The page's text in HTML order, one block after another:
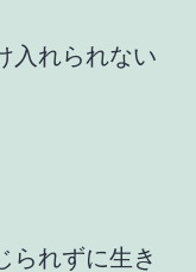
入れられない
られずに生き